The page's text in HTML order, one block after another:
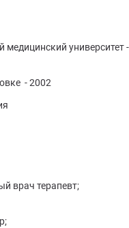
университет
- 2002
врач терапевт;